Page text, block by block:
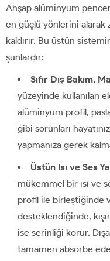
Ahşap alüminyum
en güçlü yönlerini alarak
kaldırır. Bu üstün
şunlardır:
Sıfır Dış Bakım,
yüzeyinde kullanılan
alüminyum profil,
gibi sorunları
yapmanıza gerek
Üstün Isı ve Ses
mükemmel bir ısı ve
profil ile birleştiğinde
desteklendiğinde,
ise serinliği korur.
tamamen absorbe